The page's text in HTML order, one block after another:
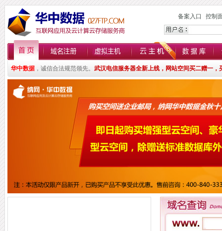
备案入口 控制
华中数据 ，诚信合法规范领先。 武汉电信服务器全新上线，网站空间买二赠一，